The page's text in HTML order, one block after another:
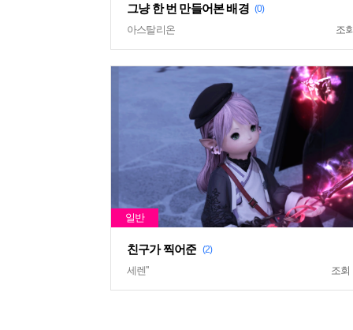
그냥 한 번 만들어본 배경 (0)
아스탈리온 조
친구가 찍어준 (2)
세렌'' 조회